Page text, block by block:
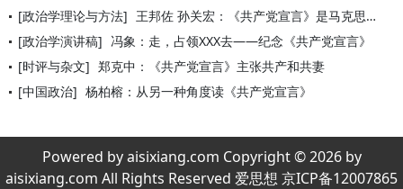
[政治学理论与方法] 王邦佐 孙关宏：《共产党宣言》是马克思主义政治学大纲
[政治学演讲稿] 冯象：走，占领XXX去——纪念《共产党宣言》
[时评与杂文] 郑克中：《共产党宣言》主张共产和共妻
[中国政治] 杨柏榕：从另一种角度读《共产党宣言》
Powered by aisixiang.com Copyright © 2026 by
aisixiang.com All Rights Reserved 爱思想 京ICP备12007865